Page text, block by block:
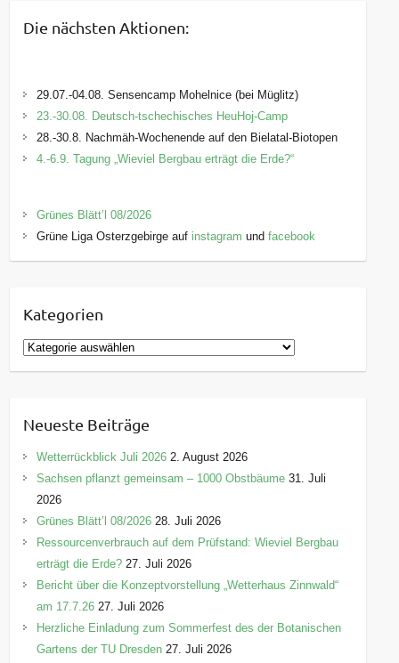
Die nächsten Aktionen:
29.07.-04.08. Sensencamp Mohelnice (bei Müglitz)
23.-30.08. Deutsch-tschechisches HeuHoj-Camp
28.-30.8. Nachmäh-Wochenende auf den Bielatal-Biotopen
4.-6.9. Tagung „Wieviel Bergbau erträgt die Erde?“
Grünes Blätt’l 08/2026
Grüne Liga Osterzgebirge auf instagram undfacebook
Kategorien
K
a
g
o
r
e
n
Neueste Beiträge
Wetterrückblick Juli 2026 2. August 2026
Sachsen pflanzt gemeinsam – 1000 Obstbäume 31. Juli
2026
Grünes Blätt’l 08/2026 28. Juli 2026
Ressourcenverbrauch auf dem Prüfstand: Wieviel Bergbau
erträgt die Erde? 27. Juli 2026
Bericht über die Konzeptvorstellung „Wetterhaus Zinnwald“
am 17.7.26 27. Juli 2026
Herzliche Einladung zum Sommerfest des der Botanischen
Gartens der TU Dresden 27. Juli 2026